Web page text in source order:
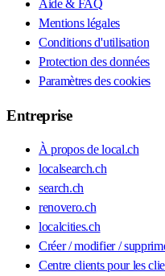
Aide & FAQ
Mentions légales
Conditions d'utilisation
Protection des données
Paramètres des cookies
Entreprise
À propos de local.ch
localsearch.ch
search.ch
renovero.ch
localcities.ch
Créer / modifier /
Centre clients pour les